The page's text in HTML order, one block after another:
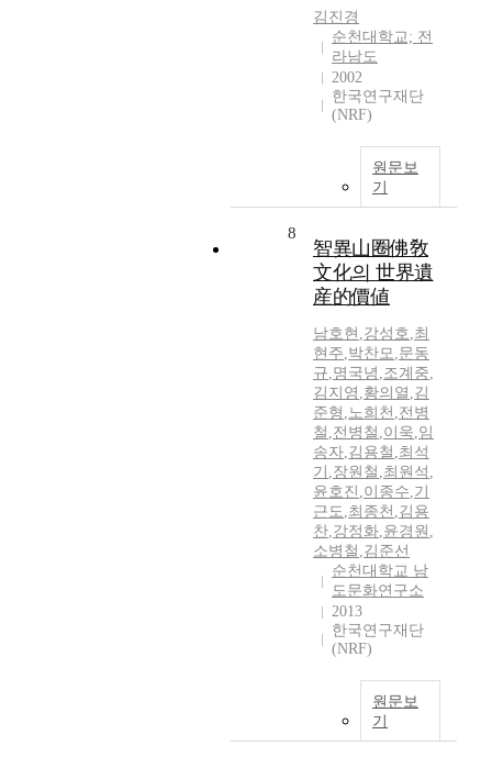
김진경
순천대학교; 전
라남도
2002
한국연구재단
(NRF)
원문보
기
8
智異山圈佛敎
文化의 世界遺
産的價値
남호현 ,강성호,최
현주,박찬모,문동
규,명국녕 ,조계중,
김지영 ,황의열 ,김
준형 ,노희천 ,전병
철 ,전병철 ,이욱,임
송자,김용철 ,최석
기 ,장원철 ,최원석 ,
윤호진 ,이종수,기
근도,최종천 ,김용
찬,강정화,윤경원 ,
소병철 ,김준선
순천대학교 남
도문화연구소
2013
한국연구재단
(NRF)
원문보
기